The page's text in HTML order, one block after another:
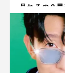
見れるの？
【※Netflixで